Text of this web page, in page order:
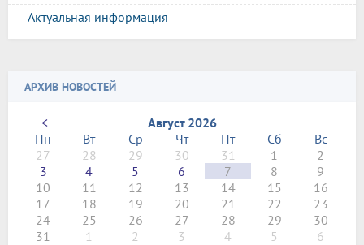
Актуальная информация
АРХИВ НОВОСТЕЙ
<
Август 2026
Пн
Вт Ср Чт Пт Сб
Вс
27
28 29 30 31 1
2
3
4 5 6 7 8
9
10
11 12 13 14 15
16
17
18 19 20 21 22
23
24
25 26 27 28 29
30
31
1 2 3 4 5 6